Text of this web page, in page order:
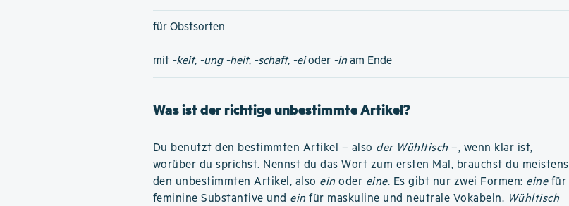
für Obstsorten
mit -keit, -ung -heit, -schaft, -eioder -inam Ende
Was ist der richtige unbestimmte Artikel?
Du benutzt den bestimmten Artikel – also der Wühltisch –, wenn klar ist,
worüber du sprichst. Nennst du das Wort zum ersten Mal, brauchst du meistens
den unbestimmten Artikel, also ein oder eine. Es gibt nur zwei Formen: einefür
feminine Substantive und ein für maskuline und neutrale Vokabeln. Wühltisch